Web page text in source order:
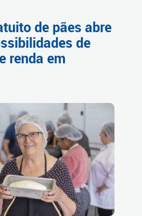
de pães abre
de
renda em